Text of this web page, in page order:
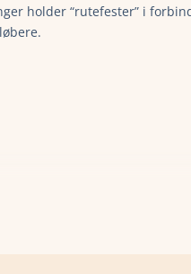
holder “rutefester” i